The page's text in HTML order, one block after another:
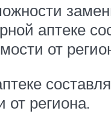
аптеке
от
от региона.